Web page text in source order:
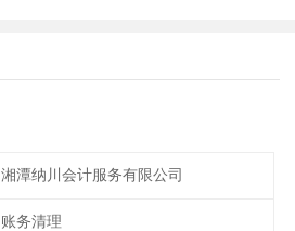
湘潭纳川会计服务有限公司
账务清理